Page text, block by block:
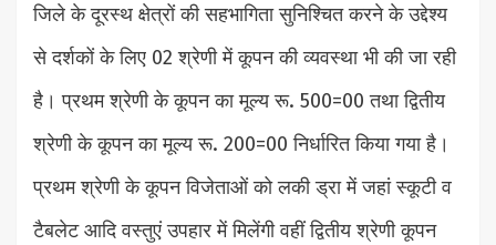
जिले के दूरस्थ क्षेत्रों की सहभागिता सुनिश्चित करने के उद्देश्य
से दर्शकों के लिए 02 श्रेणी में कूपन की व्यवस्था भी की जा रही
है। प्रथम श्रेणी के कूपन का मूल्य रू. 500=00 तथा द्वितीय
श्रेणी के कूपन का मूल्य रू. 200=00 निर्धारित किया गया है।
प्रथम श्रेणी के कूपन विजेताओं को लकी ड्रा में जहां स्कूटी व
टैबलेट आदि वस्तुएं उपहार में मिलेंगी वहीं द्वितीय श्रेणी कूपन